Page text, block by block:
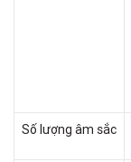
Số lượng âm sắc